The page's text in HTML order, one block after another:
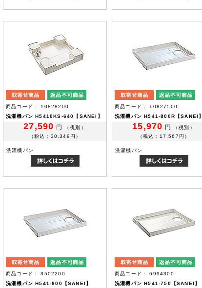
商品コード： 10828200
洗濯機パン H5410KS-640【SANEI】
27,590 円
（税別）
（税込：30,349円）
洗濯機パン
商品コード： 10827500
洗濯機パン H541-800R【SANEI】
15,970 円
（税別）
（税込：17,567円）
洗濯機パン
商品コード： 3502200
洗濯機パン H541-800【SANEI】
商品コード： 6994300
洗濯機パン H541-750【SANEI】